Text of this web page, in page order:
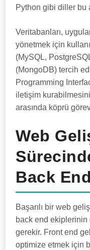
Python gibi diller bu
Veritabanları,
yönetmek için
(MySQL,
(MongoDB) tercih
Programming
iletişim
arasında köprü
Web
Back
Başarılı bir web
back end ekiplerinin
gerekir. Front end
optimize etmek için